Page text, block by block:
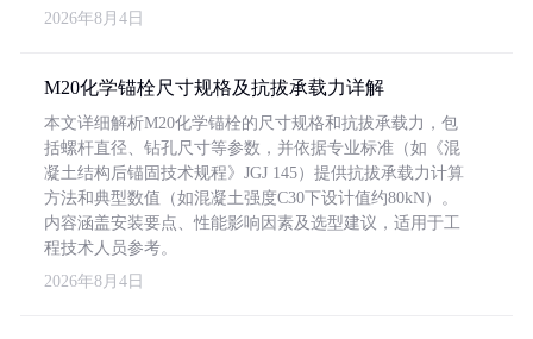
2026年8月4日
M20化学锚栓尺寸规格及抗拔承载力详解
本文详细解析M20化学锚栓的尺寸规格和抗拔承载力，包
括螺杆直径、钻孔尺寸等参数，并依据专业标准（如《混
凝土结构后锚固技术规程》JGJ 145）提供抗拔承载力计算
方法和典型数值（如混凝土强度C30下设计值约80kN）。
内容涵盖安装要点、性能影响因素及选型建议，适用于工
程技术人员参考。
2026年8月4日